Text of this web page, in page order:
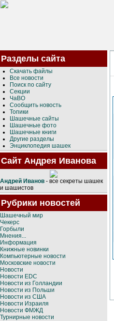
Разделы сайта
Скачать файлы
Все новости
Поиск по сайту
Секции
ЧаВО
Сообщить новость
Топики
Шашечные сайты
Шашечные фото
Шашечные книги
Другие разделы
Энциклопедия шашек
Сайт Андрея Иванова
Андрей Иванов - все секреты шашек
и шашистов
Рубрики новостей
Шашечный мир
Чекерс
Горбыли
Мнения...
Информация
Книжные новинки
Компьютерные новости
Московские новости
Новости
Новости EDC
Новости из Голландии
Новости из Польши
Новости из США
Новости Израиля
Новости ФМЖД
Турнирные новости